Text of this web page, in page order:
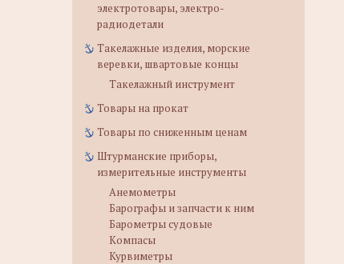
электротовары, электро-
радиодетали
Такелажные изделия, морские
веревки, швартовые концы
Такелажный инструмент
Товары на прокат
Товары по сниженным ценам
Штурманские приборы,
измерительные инструменты
Анемометры
Барографы и запчасти к ним
Барометры судовые
Компасы
Курвиметры